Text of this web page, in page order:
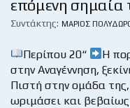
επόμενη σημαία
Συντάκτης: ΜΆΡΙΟΣ
Περίπου 20“
Η
στην Αναγέννηση,
Πιστή στην ομάδα της,
ωριμάσει και